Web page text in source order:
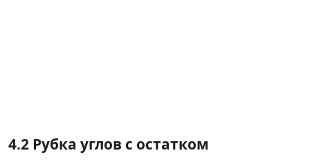
4.2 Рубка углов с остатком